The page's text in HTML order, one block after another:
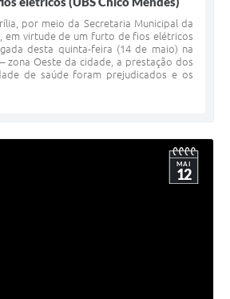
por meio da Secretaria Municipal da
em virtude de um furto de fios elétricos
desta quinta-feira (14 de maio) na
zona Oeste da cidade, a prestação dos
de saúde foram prejudicados e os
MAI
12